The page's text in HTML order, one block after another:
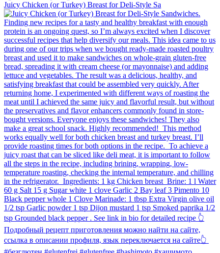
Juicy Chicken (or Turkey) Breast for Deli-Style Sa